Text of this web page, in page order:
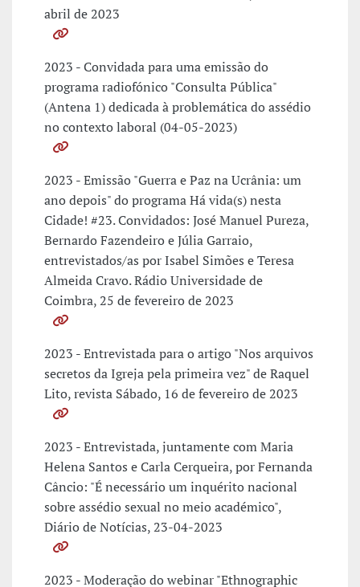
abril de 2023
2023 - Convidada para uma emissão do
programa radiofónico "Consulta Pública"
(Antena 1) dedicada à problemática do assédio
no contexto laboral (04-05-2023)
2023 - Emissão "Guerra e Paz na Ucrânia: um
ano depois" do programa Há vida(s) nesta
Cidade! #23. Convidados: José Manuel Pureza,
Bernardo Fazendeiro e Júlia Garraio,
entrevistados/as por Isabel Simões e Teresa
Almeida Cravo. Rádio Universidade de
Coimbra, 25 de fevereiro de 2023
2023 - Entrevistada para o artigo "Nos arquivos
secretos da Igreja pela primeira vez" de Raquel
Lito, revista Sábado, 16 de fevereiro de 2023
2023 - Entrevistada, juntamente com Maria
Helena Santos e Carla Cerqueira, por Fernanda
Câncio: "É necessário um inquérito nacional
sobre assédio sexual no meio académico",
Diário de Notícias, 23-04-2023
2023 - Moderação do webinar "Ethnographic